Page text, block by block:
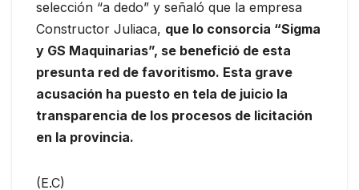
selección “a dedo” y señaló que la empresa
Constructor Juliaca, que lo consorcia “Sigma
y GS Maquinarias”, se benefició de esta
presunta red de favoritismo. Esta grave
acusación ha puesto en tela de juicio la
transparencia de los procesos de licitación
en la provincia.
(E.C)